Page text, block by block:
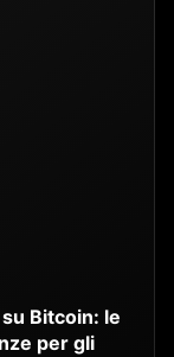
Bitcoin: le
per gli